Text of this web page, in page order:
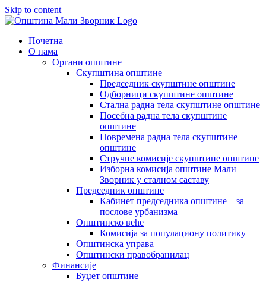
Skip to content
Почетна
О нама
Органи општине
Скупштина општине
Председник скупштине општине
Одборници скупштине општине
Стална радна тела скупштине општине
Посебна радна тела скупштине
општине
Повремена радна тела скупштине
општине
Стручне комисије скупштине општине
Изборна комисија општине Мали
Зворник у сталном саставу
Председник општине
Кабинет председника општине – за
послове урбанизма
Општинско веће
Комисија за популациону политику
Општинска управа
Општински правобранилац
Финансије
Буџет општине